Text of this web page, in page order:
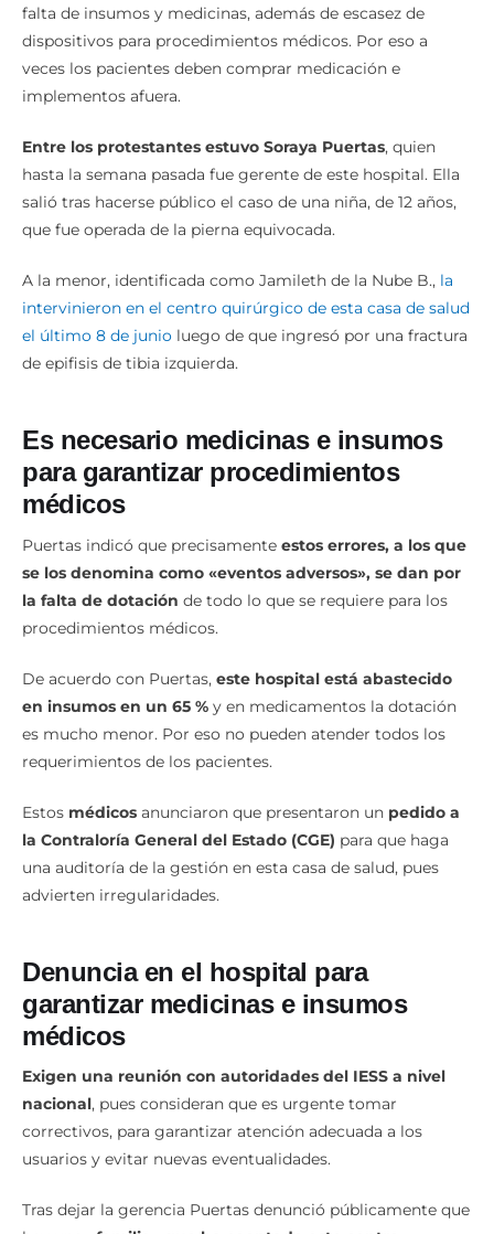
falta de insumos y medicinas, además de escasez de
dispositivos para procedimientos médicos. Por eso a
veces los pacientes deben comprar medicación e
implementos afuera.
Entre los protestantes estuvo Soraya Puertas, quien
hasta la semana pasada fue gerente de este hospital. Ella
salió tras hacerse público el caso de una niña, de 12 años,
que fue operada de la pierna equivocada.
A la menor, identificada como Jamileth de la Nube B., la
intervinieron en el centro quirúrgico de esta casa de salud
el último 8 de junio luego de que ingresó por una fractura
de epifisis de tibia izquierda.
Es necesario medicinas e insumos
para garantizar procedimientos
médicos
Puertas indicó que precisamente estos errores, a los que
se los denomina como «eventos adversos», se dan por
la falta de dotación de todo lo que se requiere para los
procedimientos médicos.
De acuerdo con Puertas, este hospital está abastecido
en insumos en un 65 % y en medicamentos la dotación
es mucho menor. Por eso no pueden atender todos los
requerimientos de los pacientes.
Estos médicos anunciaron que presentaron un pedido a
la Contraloría General del Estado (CGE) para que haga
una auditoría de la gestión en esta casa de salud, pues
advierten irregularidades.
Denuncia en el hospital para
garantizar medicinas e insumos
médicos
Exigen una reunión con autoridades del IESS a nivel
nacional, pues consideran que es urgente tomar
correctivos, para garantizar atención adecuada a los
usuarios y evitar nuevas eventualidades.
Tras dejar la gerencia Puertas denunció públicamente que